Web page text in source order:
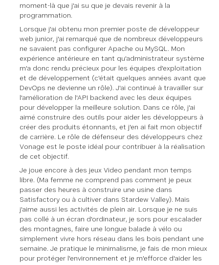
moment-là que j'ai su que je devais revenir à la
programmation.
Lorsque j'ai obtenu mon premier poste de développeur
web junior, j'ai remarqué que de nombreux développeurs
ne savaient pas configurer Apache ou MySQL. Mon
expérience antérieure en tant qu'administrateur système
m'a donc rendu précieux pour les équipes d'exploitation
et de développement (c'était quelques années avant que
DevOps ne devienne un rôle). J'ai continué à travailler sur
l'amélioration de l'API backend avec les deux équipes
pour développer la meilleure solution. Dans ce rôle, j'ai
aimé construire des outils pour aider les développeurs à
créer des produits étonnants, et j'en ai fait mon objectif
de carrière. Le rôle de défenseur des développeurs chez
Vonage est le poste idéal pour contribuer à la réalisation
de cet objectif.
Je joue encore à des jeux Video pendant mon temps
libre. (Ma femme ne comprend pas comment je peux
passer des heures à construire une usine dans
Satisfactory ou à cultiver dans Stardew Valley). Mais
j'aime aussi les activités de plein air. Lorsque je ne suis
pas collé à un écran d'ordinateur, je sors pour escalader
des montagnes, faire une longue balade à vélo ou
simplement vivre hors réseau dans les bois pendant une
semaine. Je pratique le minimalisme, je fais de mon mieux
pour protéger l'environnement et je m'efforce d'aider les